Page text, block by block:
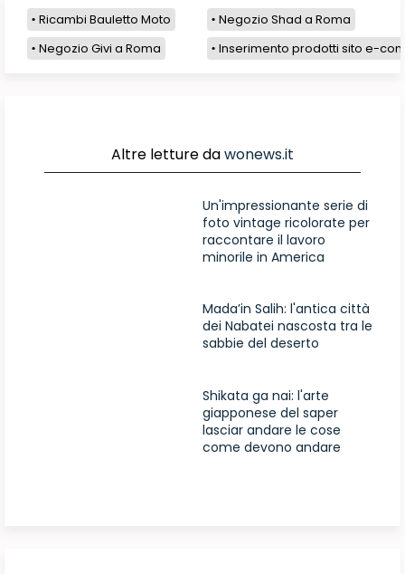
Ricambi Bauletto Moto
Negozio Shad a Roma
Negozio Givi a Roma
Inserimento prodotti sito e-
Altre letture dawonews.it
Un'impressionante serie di
foto vintage ricolorate per
raccontare il lavoro
minorile in America
Mada’in Salih: l'antica città
dei Nabatei nascosta tra le
sabbie del deserto
Shikata ga nai: l'arte
giapponese del saper
lasciar andare le cose
come devono andare